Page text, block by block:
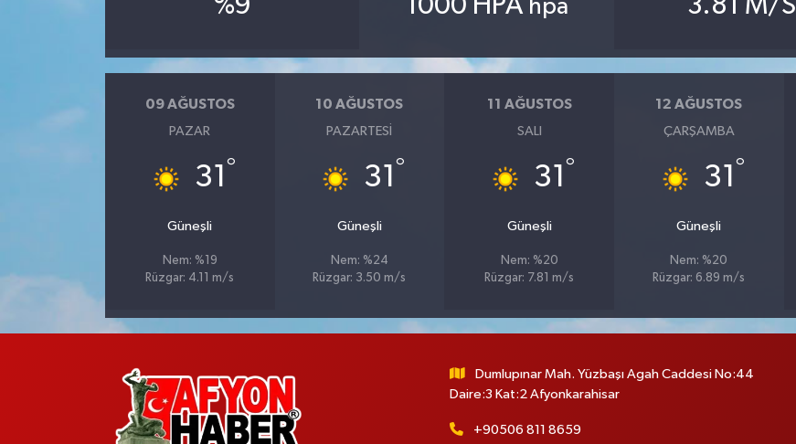
%9 1000 HPA hpa 3.81 M/S
09 AĞUSTOS
PAZAR
31 °
Güneşli
Nem: %19
Rüzgar: 4.11 m/s
10 AĞUSTOS
PAZARTESI
31 °
Güneşli
Nem: %24
Rüzgar: 3.50 m/s
11 AĞUSTOS
SALI
31 °
Güneşli
Nem: %20
Rüzgar: 7.81 m/s
12 AĞUSTOS
ÇARŞAMBA
31 °
Güneşli
Nem: %20
Rüzgar: 6.89 m/s
Dumlupınar Mah. Yüzbaşı Agah Caddesi No:44
Daire:3 Kat:2 Afyonkarahisar
+90506 811 8659